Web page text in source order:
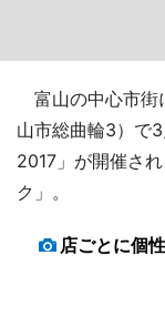
富山の中心市街
山市総曲輪3）で
2017」が開催さ
ク」。
店ごとに個